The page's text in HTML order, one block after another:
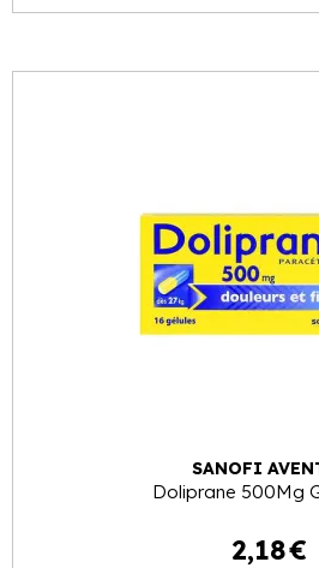
SANOFI
Doliprane 500Mg
2,18€